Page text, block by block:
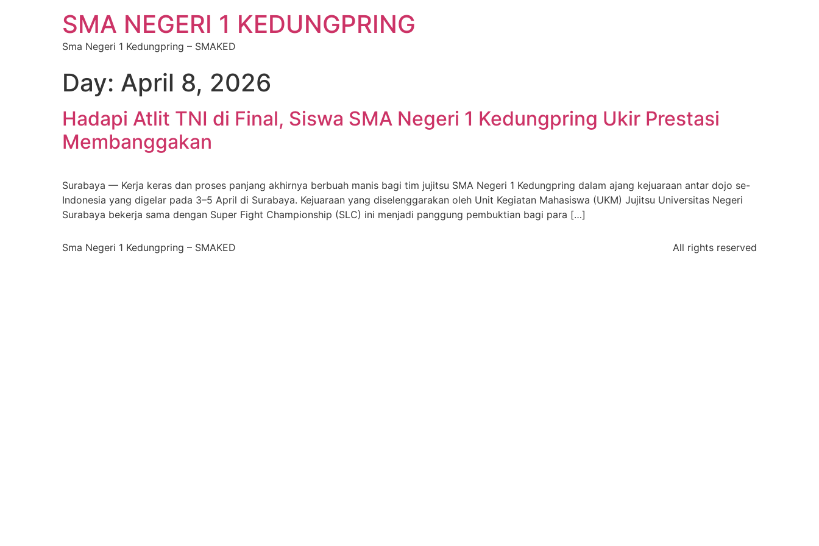
SMA NEGERI 1 KEDUNGPRING
Sma Negeri 1 Kedungpring – SMAKED
Day: April 8, 2026
Hadapi Atlit TNI di Final, Siswa SMA Negeri 1 Kedungpring Ukir Prestasi
Membanggakan
Surabaya — Kerja keras dan proses panjang akhirnya berbuah manis bagi tim jujitsu SMA Negeri 1 Kedungpring dalam ajang kejuaraan antar dojo se-
Indonesia yang digelar pada 3–5 April di Surabaya. Kejuaraan yang diselenggarakan oleh Unit Kegiatan Mahasiswa (UKM) Jujitsu Universitas Negeri
Surabaya bekerja sama dengan Super Fight Championship (SLC) ini menjadi panggung pembuktian bagi para […]
Sma Negeri 1 Kedungpring – SMAKED All rights reserved